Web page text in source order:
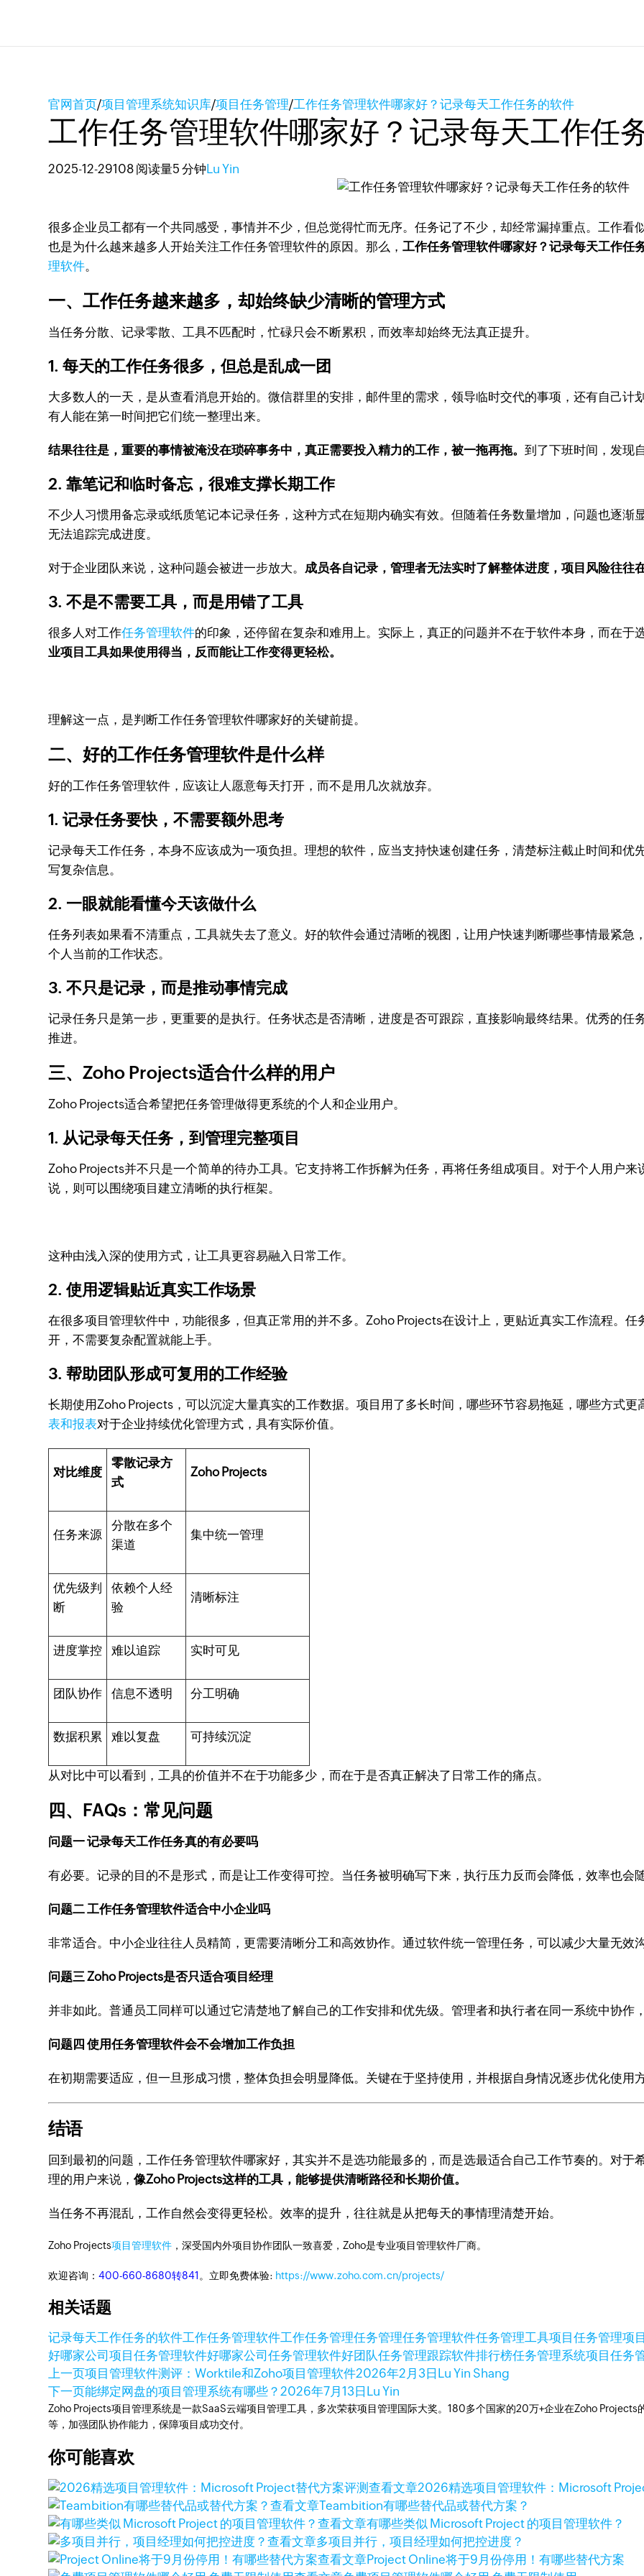
官网首页/项目管理系统知识库/项目任务管理/工作任务管理软件哪家好？记录每天工作任务的软件
工作任务管理软件哪家好？记录每天工作任
2025-12-29108 阅读量5 分钟 Lu Yin
很多企业员工都有一个共同感受，事情并不少，但总觉得忙而无序。任务记了不少，却经常漏掉重点。工作看
也是为什么越来越多人开始关注工作任务管理软件的原因。那么，工作任务管理软件哪家好？记录每天工作任
理软件。
一、工作任务越来越多，却始终缺少清晰的管理方式
当任务分散、记录零散、工具不匹配时，忙碌只会不断累积，而效率却始终无法真正提升。
1. 每天的工作任务很多，但总是乱成一团
大多数人的一天，是从查看消息开始的。微信群里的安排，邮件里的需求，领导临时交代的事项，还有自己
有人能在第一时间把它们统一整理出来。
结果往往是，重要的事情被淹没在琐碎事务中，真正需要投入精力的工作，被一拖再拖。到了下班时间，发现
2. 靠笔记和临时备忘，很难支撑长期工作
不少人习惯用备忘录或纸质笔记本记录任务，这种方式在短期内确实有效。但随着任务数量增加，问题也逐渐
无法追踪完成进度。
对于企业团队来说，这种问题会被进一步放大。 成员各自记录，管理者无法实时了解整体进度，项目风险往往
3. 不是不需要工具，而是用错了工具
很多人对工作任务管理软件的印象，还停留在复杂和难用上。实际上，真正的问题并不在于软件本身，而在于
业项目工具如果使用得当，反而能让工作变得更轻松。
理解这一点，是判断工作任务管理软件哪家好的关键前提。
二、好的工作任务管理软件是什么样
好的工作任务管理软件，应该让人愿意每天打开，而不是用几次就放弃。
1. 记录任务要快，不需要额外思考
记录每天工作任务，本身不应该成为一项负担。理想的软件，应当支持快速创建任务，清楚标注截止时间和优
写复杂信息。
2. 一眼就能看懂今天该做什么
任务列表如果看不清重点，工具就失去了意义。好的软件会通过清晰的视图，让用户快速判断哪些事情最紧急
个人当前的工作状态。
3. 不只是记录，而是推动事情完成
记录任务只是第一步，更重要的是执行。任务状态是否清晰，进度是否可跟踪，直接影响最终结果。优秀的任
推进。
三、Zoho Projects适合什么样的用户
Zoho Projects适合希望把任务管理做得更系统的个人和企业用户。
1. 从记录每天任务，到管理完整项目
Zoho Projects并不只是一个简单的待办工具。它支持将工作拆解为任务，再将任务组成项目。对于个人用户
说，则可以围绕项目建立清晰的执行框架。
这种由浅入深的使用方式，让工具更容易融入日常工作。
2. 使用逻辑贴近真实工作场景
在很多项目管理软件中，功能很多，但真正常用的并不多。Zoho Projects在设计上，更贴近真实工作流程。
开，不需要复杂配置就能上手。
3. 帮助团队形成可复用的工作经验
长期使用Zoho Projects，可以沉淀大量真实的工作数据。项目用了多长时间，哪些环节容易拖延，哪些方式
表和报表对于企业持续优化管理方式，具有实际价值。
对比维度
零散记录方
式
Zoho Projects
任务来源
分散在多个
渠道
集中统一管理
优先级判
断
依赖个人经
验
清晰标注
进度掌控 难以追踪 实时可见
团队协作 信息不透明 分工明确
数据积累 难以复盘 可持续沉淀
从对比中可以看到，工具的价值并不在于功能多少，而在于是否真正解决了日常工作的痛点。
四、FAQs：常见问题
问题一 记录每天工作任务真的有必要吗
有必要。记录的目的不是形式，而是让工作变得可控。当任务被明确写下来，执行压力反而会降低，效率也会随
问题二 工作任务管理软件适合中小企业吗
非常适合。中小企业往往人员精简，更需要清晰分工和高效协作。通过软件统一管理任务，可以减少大量无效沟
问题三 Zoho Projects是否只适合项目经理
并非如此。普通员工同样可以通过它清楚地了解自己的工作安排和优先级。管理者和执行者在同一系统中协作
问题四 使用任务管理软件会不会增加工作负担
在初期需要适应，但一旦形成习惯，整体负担会明显降低。关键在于坚持使用，并根据自身情况逐步优化使用方
结语
回到最初的问题，工作任务管理软件哪家好，其实并不是选功能最多的，而是选最适合自己工作节奏的。对于
理的用户来说，像Zoho Projects这样的工具，能够提供清晰路径和长期价值。
当任务不再混乱，工作自然会变得更轻松。效率的提升，往往就是从把每天的事情理清楚开始。
Zoho Projects项目管理软件 ，深受国内外项目协作团队一致喜爱，Zoho是专业项目管理软件厂商。
欢迎咨询：400-660-8680转841 。立即免费体验: https://www.zoho.com.cn/projects/
相关话题
记录每天工作任务的软件工作任务管理软件工作任务管理任务管理任务管理软件任务管理工具项目任务管理项
好哪家公司项目任务管理软件好哪家公司任务管理软件好团队任务管理跟踪软件排行榜任务管理系统项目任务
上一页项目管理软件测评：Worktile和Zoho项目管理软件2026年2月3日 Lu Yin Shang
下一页能绑定网盘的项目管理系统有哪些？2026年7月13日 Lu Yin
Zoho Projects项目管理系统是一款SaaS云端项目管理工具，多次荣获项目管理国际大奖。180多个国家的20万+企业在Zoho
等，加强团队协作能力，保障项目成功交付。
你可能喜欢
查看文章2026精选项目管理软件：Microsoft
查看文章Teambition有哪些替代品或替代方案？
查看文章有哪些类似 Microsoft Project 的项目管理软件？
查看文章多项目并行，项目经理如何把控进度？
查看文章Project Online将于9月份停用！有哪些替代方案